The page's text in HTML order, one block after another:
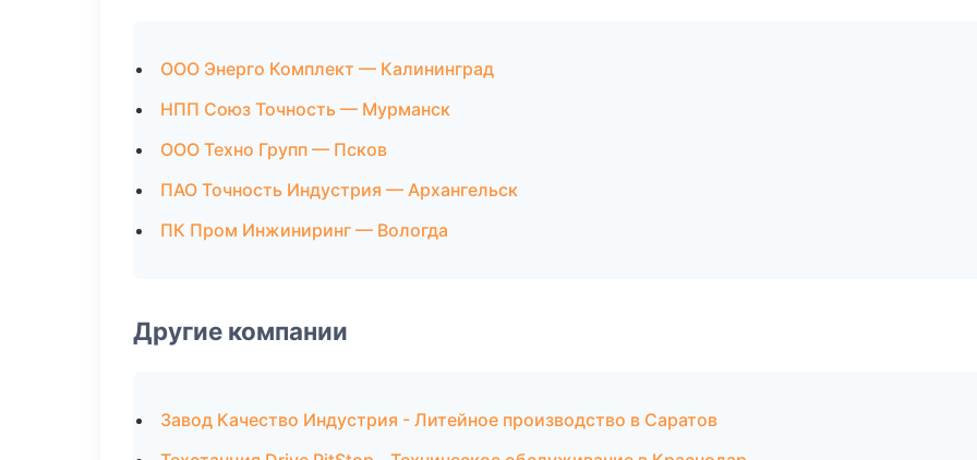
ООО Энерго Комплект — Калининград
НПП Союз Точность — Мурманск
ООО Техно Групп — Псков
ПАО Точность Индустрия — Архангельск
ПК Пром Инжиниринг — Вологда
Другие компании
Завод Качество Индустрия - Литейное производство в Саратов